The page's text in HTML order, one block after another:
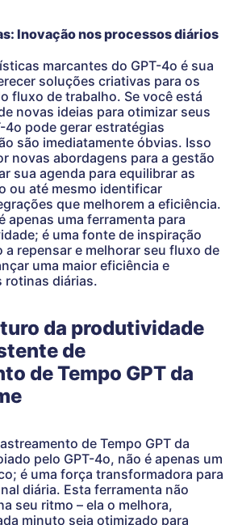
Inovação nos processos diários
marcantes do GPT-4o é sua
soluções criativas para os
fluxo de trabalho. Se você está
novas ideias para otimizar seus
4o pode gerar estratégias
são imediatamente óbvias. Isso
novas abordagens para a gestão
sua agenda para equilibrar as
ou até mesmo identificar
que melhorem a eficiência.
apenas uma ferramenta para
é uma fonte de inspiração
a repensar e melhorar seu fluxo de
uma maior eficiência e
rotinas diárias.
da produtividade
de
de Tempo GPT da
de Tempo GPT da
pelo GPT-4o, não é apenas um
é uma força transformadora para
diária. Esta ferramenta não
seu ritmo – ela o melhora,
minuto seja otimizado para